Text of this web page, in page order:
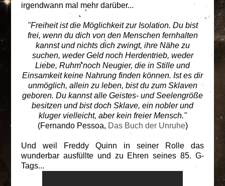
irgendwann mal mehr darüber...
"Freiheit ist die Möglichkeit zur Isolation. Du bist
frei, wenn du dich von den Menschen fernhalten
kannst und nichts dich zwingt, ihre Nähe zu
suchen, weder Geld noch Herdentrieb, weder
Liebe, Ruhm noch Neugier, die in Stille und
Einsamkeit keine Nahrung finden können. Ist es dir
unmöglich, allein zu leben, bist du zum Sklaven
geboren. Du kannst alle Geistes- und Seelengröße
besitzen und bist doch Sklave, ein nobler und
kluger vielleicht, aber kein freier Mensch."
(Fernando Pessoa, Das Buch der Unruhe)
Und weil Freddy Quinn in seiner Rolle das
wunderbar ausfüllte und zu Ehren seines 85. G-
Tags...